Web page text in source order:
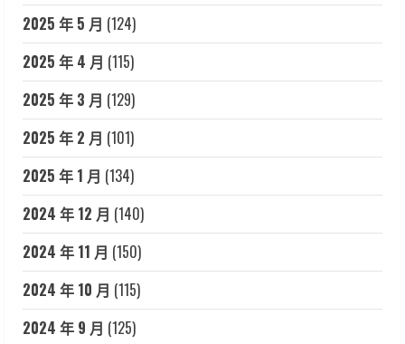
2025 年 5 月 (124)
2025 年 4 月 (115)
2025 年 3 月 (129)
2025 年 2 月 (101)
2025 年 1 月 (134)
2024 年 12 月 (140)
2024 年 11 月 (150)
2024 年 10 月 (115)
2024 年 9 月 (125)